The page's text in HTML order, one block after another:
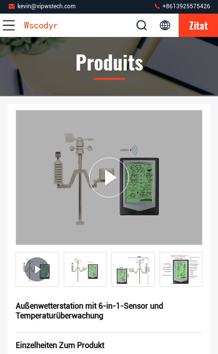
kevin@vipwstech.com +8613925575426
Zitat
Produits
Außenwetterstation mit 6-in-1-Sensor und
Temperaturüberwachung
Einzelheiten Zum Produkt